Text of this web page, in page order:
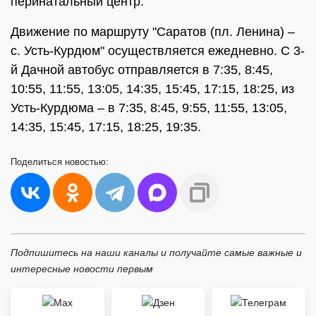
Движение по маршруту "Саратов (пл. Ленина) –
с. Усть-Курдюм" осуществляется ежедневно. С 3-
й Дачной автобус отправляется в 7:35, 8:45,
10:55, 11:55, 13:05, 14:35, 15:45, 17:15, 18:25, из
Усть-Курдюма – в 7:35, 8:45, 9:55, 11:55, 13:05,
14:35, 15:45, 17:15, 18:25, 19:35.
Поделиться новостью:
Подпишитесь на наши каналы и получайте самые важные и
интересные новости первым